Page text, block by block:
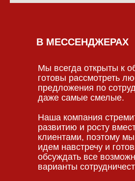
Мы всегда открыты к
готовы рассмотреть
предложения по
даже самые смелые.
Наша компания
развитию и росту
клиентами, поэтому
идем навстречу и
обсуждать все
варианты
В МЕССЕНДЖЕРАХ